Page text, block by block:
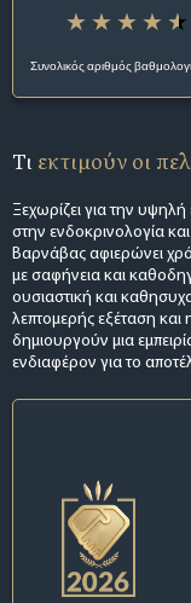
Συνολικός αριθμός
Τι εκτιμούν οι
Ξεχωρίζει για την υψηλή
στην ενδοκρινολογία
Βαρνάβας αφιερώνει
με σαφήνεια και
ουσιαστική και
λεπτομερής εξέταση και
δημιουργούν μια
ενδιαφέρον για το